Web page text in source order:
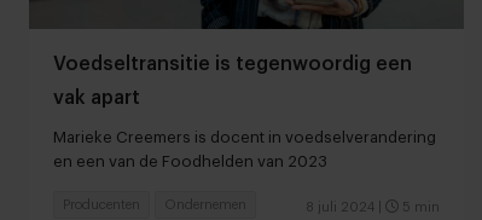
Voedseltransitie is tegenwoordig een
vak apart
Marieke Creemers is docent in voedselverandering
en een van de Foodhelden van 2023
8 juli 2024 5 min
Producenten Ondernemen